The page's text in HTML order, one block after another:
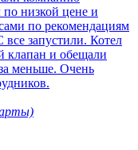
низкой цене и
по рекомендациям
запустили. Котел
клапан и обещали
меньше. Очень